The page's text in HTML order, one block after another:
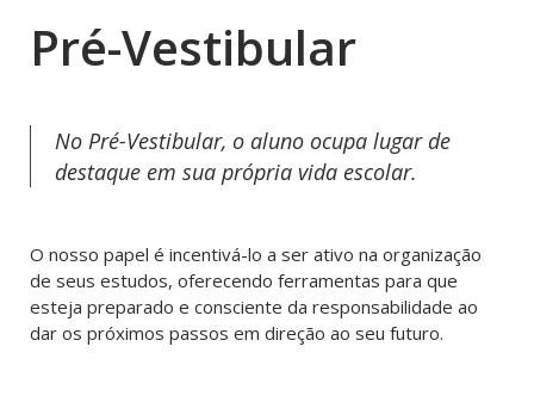
Pré-Vestibular
No Pré-Vestibular, o aluno ocupa lugar de
destaque em sua própria vida escolar.
O nosso papel é incentivá-lo a ser ativo na organização
de seus estudos, oferecendo ferramentas para que
esteja preparado e consciente da responsabilidade ao
dar os próximos passos em direção ao seu futuro.